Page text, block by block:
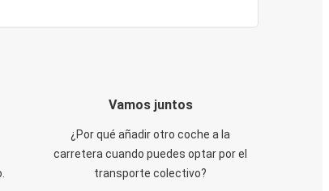
Vamos juntos
¿Por qué añadir otro coche a la
carretera cuando puedes optar por el
transporte colectivo?